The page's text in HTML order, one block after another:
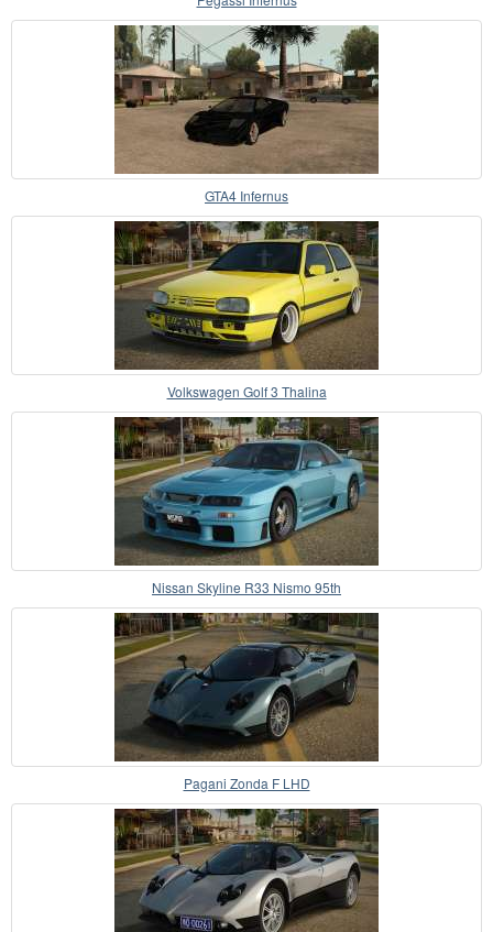
GTA4 Infernus
Volkswagen Golf 3 Thalina
Nissan Skyline R33 Nismo 95th
Pagani Zonda F LHD